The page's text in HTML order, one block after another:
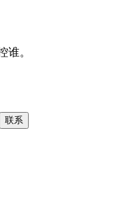
谁。
联系